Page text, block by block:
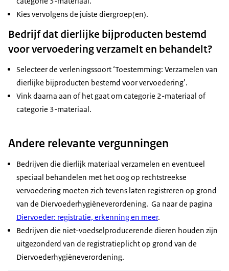
Kies vervolgens de juiste diergroep(en).
Bedrijf dat dierlijke bijproducten bestemd
voor vervoedering verzamelt en behandelt?
Selecteer de verleningssoort ‘Toestemming: Verzamelen van
dierlijke bijproducten bestemd voor vervoedering’.
Vink daarna aan of het gaat om categorie 2-materiaal of
categorie 3-materiaal.
Andere relevante vergunningen
Bedrijven die dierlijk materiaal verzamelen en eventueel
speciaal behandelen met het oog op rechtstreekse
vervoedering moeten zich tevens laten registreren op grond
van de Diervoederhygiëneverordening. Ga naar de pagina
Diervoeder: registratie, erkenning en meer.
Bedrijven die niet-voedselproducerende dieren houden zijn
uitgezonderd van de registratieplicht op grond van de
Diervoederhygiëneverordening.